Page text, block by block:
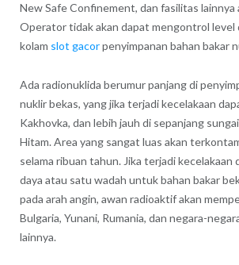
New Safe Confinement, dan fasilitas lainnya
Operator tidak akan dapat mengontrol level
kolam slot gacorpenyimpanan bahan bakar
Ada radionuklida berumur panjang di
nuklir bekas, yang jika terjadi kecelakaan
Kakhovka, dan lebih jauh di sepanjang
Hitam. Area yang sangat luas akan
selama ribuan tahun. Jika terjadi kecelakaan
daya atau satu wadah untuk bahan bakar
pada arah angin, awan radioaktif akan
Bulgaria, Yunani, Rumania, dan negara-
lainnya.